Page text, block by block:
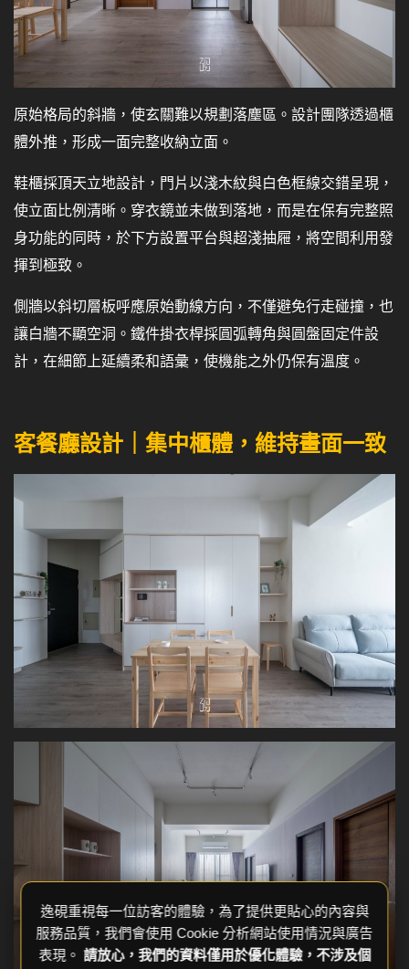
原始格局的斜牆，使玄關難以規劃落塵區。設計團隊透過櫃
體外推，形成一面完整收納立面。
鞋櫃採頂天立地設計，門片以淺木紋與白色框線交錯呈現，
使立面比例清晰。穿衣鏡並未做到落地，而是在保有完整照
身功能的同時，於下方設置平台與超淺抽屜，將空間利用發
揮到極致。
側牆以斜切層板呼應原始動線方向，不僅避免行走碰撞，也
讓白牆不顯空洞。鐵件掛衣桿採圓弧轉角與圓盤固定件設
計，在細節上延續柔和語彙，使機能之外仍保有溫度。
客餐廳設計｜集中櫃體，維持畫面一致
逸硯重視每一位訪客的體驗，為了提供更貼心的內容與
服務品質，我們會使用 Cookie 分析網站使用情況與廣告
表現。 請放心，我們的資料僅用於優化體驗，不涉及個